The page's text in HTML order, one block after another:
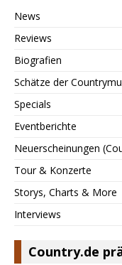
News
Reviews
Biografien
Schätze der
Specials
Eventberichte
Neuerscheinungen
Tour & Konzerte
Storys, Charts & More
Interviews
Country.de